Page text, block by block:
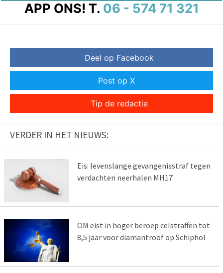
APP ONS! T. 06 - 574 71 321
Deel op Facebook
Post op X
Tip de redactie
VERDER IN HET NIEUWS:
Eis: levenslange gevangenisstraf tegen
verdachten neerhalen MH17
OM eist in hoger beroep celstraffen tot
8,5 jaar voor diamantroof op Schiphol